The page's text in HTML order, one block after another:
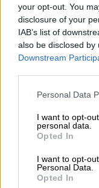
your opt-out. You
disclosure of your
IAB’s list of
also be disclosed
Downstream
Please note that
not limited to your
grant or deny
use your data for
consent section.
Personal Data
I want to opt-
personal data.
Opted In
I want to opt-
Personal Data.
Opted In
Ο Πρόεδρος
φέρεται να
στρατιωτική
ακόμη και αν τα
παραμείνουν
ημερομηνία,